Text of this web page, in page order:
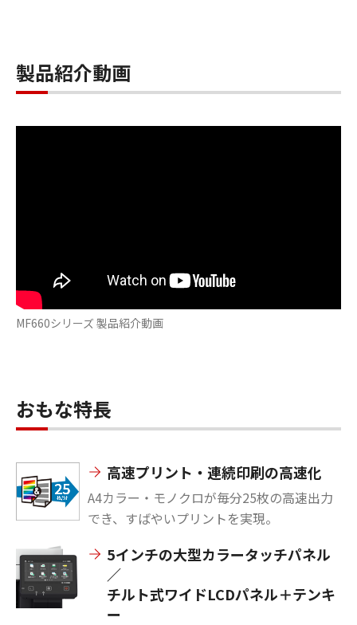
製品紹介動画
MF660シリーズ 製品紹介動画
おもな特長
高速プリント・連続印刷の高速化
A4カラー・モノクロが毎分25枚の高速出力
でき、すばやいプリントを実現。
5インチの大型カラータッチパネル
／
チルト式ワイドLCDパネル＋テンキ
ー